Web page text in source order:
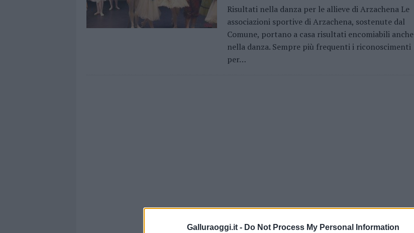
Galluraoggi.it - Do Not Process My Personal Information
Risultati nella danza per le allieve di Arzachena Le
associazioni sportive di Arzachena, sostenute dal
Comune, portano a casa risultati encomiabili anche
nella danza. Sempre più frequenti i riconoscimenti
per…